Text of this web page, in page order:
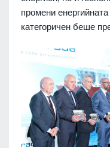
промени
категоричен беше